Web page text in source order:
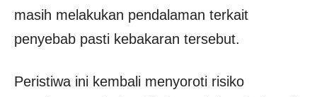
masih melakukan pendalaman terkait
penyebab pasti kebakaran tersebut.
Peristiwa ini kembali menyoroti risiko